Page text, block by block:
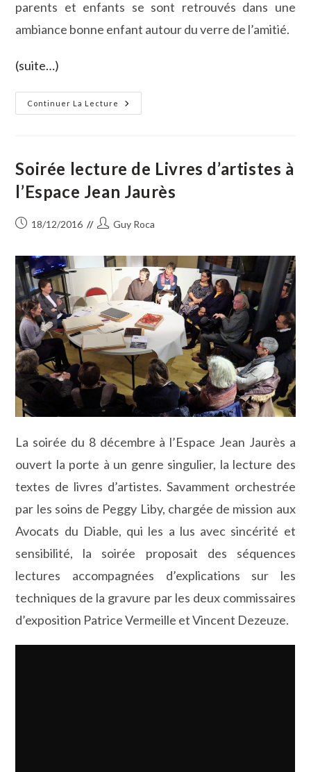
parents et enfants se sont retrouvés dans une
ambiance bonne enfant autour du verre de l’amitié.
(suite…)
Continuer La Lecture
Le
Judo
Fêté
Noël
Soirée lecture de Livres d’artistes à
l’Espace Jean Jaurès
Publication
18/12/2016
Auteur/autrice
publication :
Guy Roca
La soirée du 8 décembre à l’Espace Jean Jaurès a
ouvert la porte à un genre singulier, la lecture des
textes de livres d’artistes. Savamment orchestrée
par les soins de Peggy Liby, chargée de mission aux
Avocats du Diable, qui les a lus avec sincérité et
sensibilité, la soirée proposait des séquences
lectures accompagnées d’explications sur les
techniques de la gravure par les deux commissaires
d’exposition Patrice Vermeille et Vincent Dezeuze.